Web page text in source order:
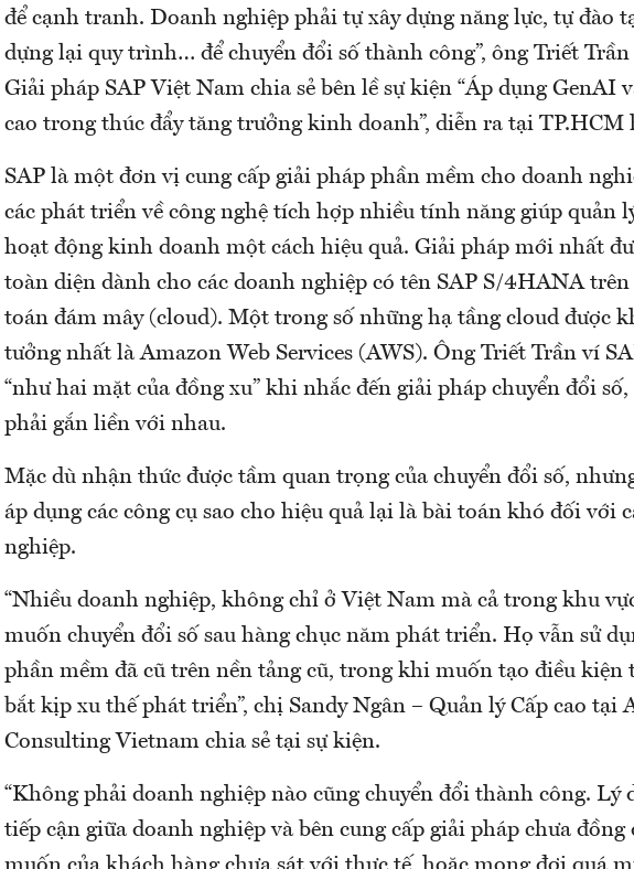
để cạnh tranh. Doanh nghiệp phải tự xây dựng năng lực, tự đào
dựng lại quy trình… để chuyển đổi số thành công”, ông Triết
Giải pháp SAP Việt Nam chia sẻ bên lề sự kiện “Áp dụng GenAI
cao trong thúc đẩy tăng trưởng kinh doanh”, diễn ra tại TP.HCM
SAP là một đơn vị cung cấp giải pháp phần mềm cho doanh
các phát triển về công nghệ tích hợp nhiều tính năng giúp quản
hoạt động kinh doanh một cách hiệu quả. Giải pháp mới nhất
toàn diện dành cho các doanh nghiệp có tên SAP S/4HANA
toán đám mây (cloud). Một trong số những hạ tầng cloud được
tưởng nhất là Amazon Web Services (AWS). Ông Triết Trần ví
“như hai mặt của đồng xu” khi nhắc đến giải pháp chuyển đổi
phải gắn liền với nhau.
Mặc dù nhận thức được tầm quan trọng của chuyển đổi số,
áp dụng các công cụ sao cho hiệu quả lại là bài toán khó đối với
nghiệp.
“Nhiều doanh nghiệp, không chỉ ở Việt Nam mà cả trong khu
muốn chuyển đổi số sau hàng chục năm phát triển. Họ vẫn sử
phần mềm đã cũ trên nền tảng cũ, trong khi muốn tạo điều kiện
bắt kịp xu thế phát triển”, chị Sandy Ngân – Quản lý Cấp cao tại
Consulting Vietnam chia sẻ tại sự kiện.
“Không phải doanh nghiệp nào cũng chuyển đổi thành công. Lý
tiếp cận giữa doanh nghiệp và bên cung cấp giải pháp chưa đồng